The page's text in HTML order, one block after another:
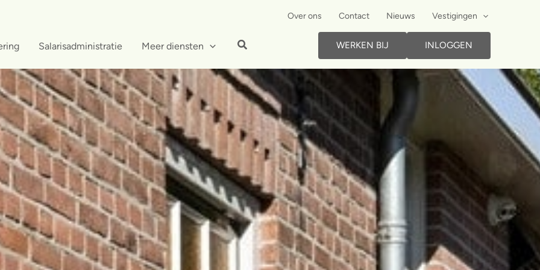
Over ons Contact Nieuws Vestigingen
Salarisadministratie Meer diensten WERKEN BIJ INLOGGEN